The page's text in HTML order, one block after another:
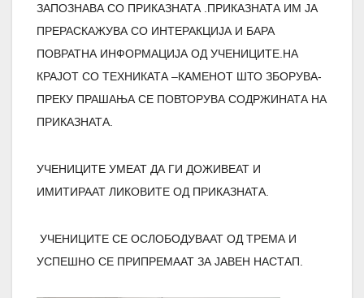
ЗАПОЗНАВА СО ПРИКАЗНАТА .ПРИКАЗНАТА ИМ ЈА
ПРЕРАСКАЖУВА СО ИНТЕРАКЦИЈА И БАРА
ПОВРАТНА ИНФОРМАЦИЈА ОД УЧЕНИЦИТЕ.НА
КРАЈОТ СО ТЕХНИКАТА –КАМЕНОТ ШТО ЗБОРУВА-
ПРЕКУ ПРАШАЊА СЕ ПОВТОРУВА СОДРЖИНАТА НА
ПРИКАЗНАТА.
УЧЕНИЦИТЕ УМЕАТ ДА ГИ ДОЖИВЕАТ И
ИМИТИРААТ ЛИКОВИТЕ ОД ПРИКАЗНАТА.
УЧЕНИЦИТЕ СЕ ОСЛОБОДУВААТ ОД ТРЕМА И
УСПЕШНО СЕ ПРИПРЕМААТ ЗА ЈАВЕН НАСТАП.